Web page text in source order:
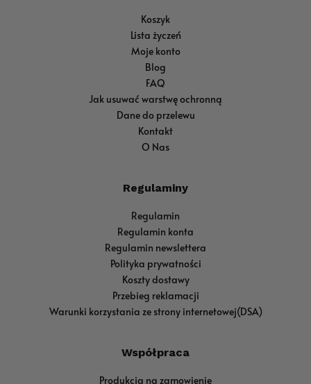
Koszyk
Lista życzeń
Moje konto
Blog
FAQ
Jak usuwać warstwę ochronną
Dane do przelewu
Kontakt
O Nas
Regulaminy
Regulamin
Regulamin konta
Regulamin newslettera
Polityka prywatności
Koszty dostawy
Przebieg reklamacji
Warunki korzystania ze strony internetowej(DSA)
Współpraca
Produkcja na zamowienie